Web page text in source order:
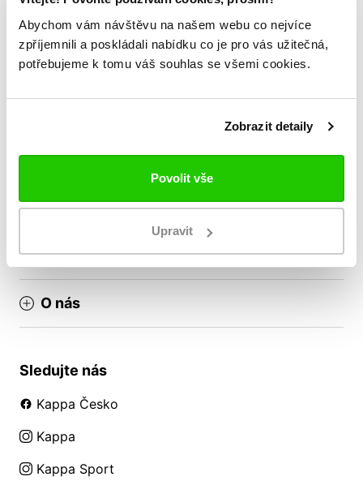
Abychom vám návštěvu na našem webu co nejvíce
zpříjemnili a poskládali nabídku co je pro vás užitečná,
potřebujeme k tomu váš souhlas se všemi cookies.
Zobrazit detaily
Povolit vše
Upravit
Vše o nákupu
Tabulka velikostí
Věrnostní program
VRÁCENÍ ZBOŽÍ / REKLAMACE
O nás
Sledujte nás
Kappa Česko
Kappa
Kappa Sport